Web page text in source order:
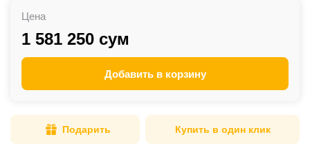
Цена
1 581 250 сум
Добавить в корзину
Подарить Купить в один клик